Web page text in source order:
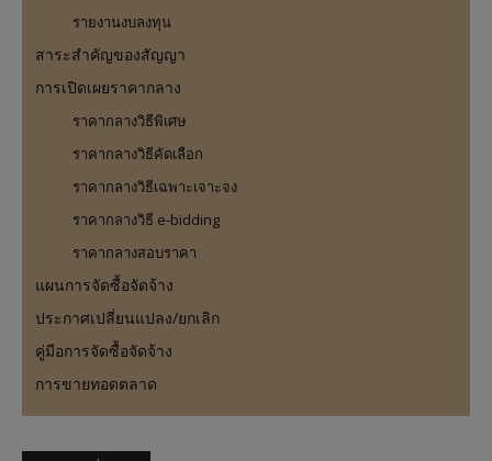
รายงานงบลงทุน
สาระสำคัญของสัญญา
การเปิดเผยราคากลาง
ราคากลางวิธีพิเศษ
ราคากลางวิธีคัดเลือก
ราคากลางวิธีเฉพาะเจาะจง
ราคากลางวิธี e-bidding
ราคากลางสอบราคา
แผนการจัดซื้อจัดจ้าง
ประกาศเปลี่ยนแปลง/ยกเลิก
คู่มือการจัดซื้อจัดจ้าง
การขายทอดตลาด